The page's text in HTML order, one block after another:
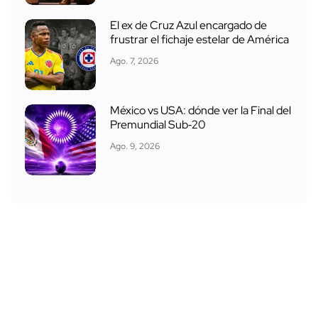
El ex de Cruz Azul encargado de
frustrar el fichaje estelar de América
Ago. 7, 2026
México vs USA: dónde ver la Final del
Premundial Sub‑20
Ago. 9, 2026